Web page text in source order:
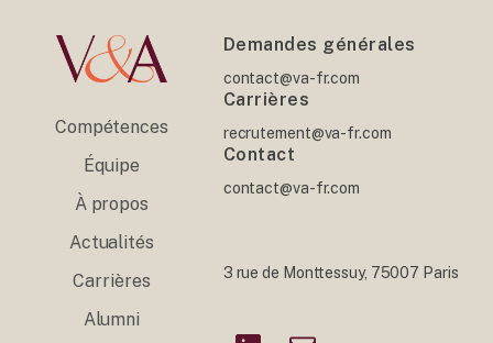
Compétences
Équipe
À propos
Actualités
Carrières
Alumni
Demandes générales
contact@va-fr.com
Carrières
recrutement@va-fr.com
Contact
contact@va-fr.com
3 rue de Monttessuy, 75007 Paris